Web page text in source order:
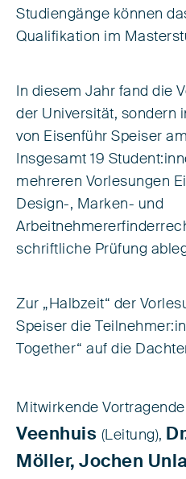
Studiengänge können
Qualifikation im
In diesem Jahr fand die
der Universität, sondern
von Eisenführ Speiser
Insgesamt 19
mehreren Vorlesungen
Design-, Marken- und
schriftliche Prüfung
Zur „Halbzeit“ der
Speiser die
Together“ auf die
Mitwirkende
Veenhuis (Leitung),
Möller, Jochen